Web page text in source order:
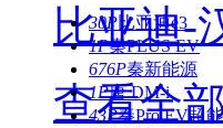
30P比亚迪e3
1P秦PLUS EV
676P秦新能源
1P唐 DM-i
43P秦Pro EV超
比亚迪-
查看全